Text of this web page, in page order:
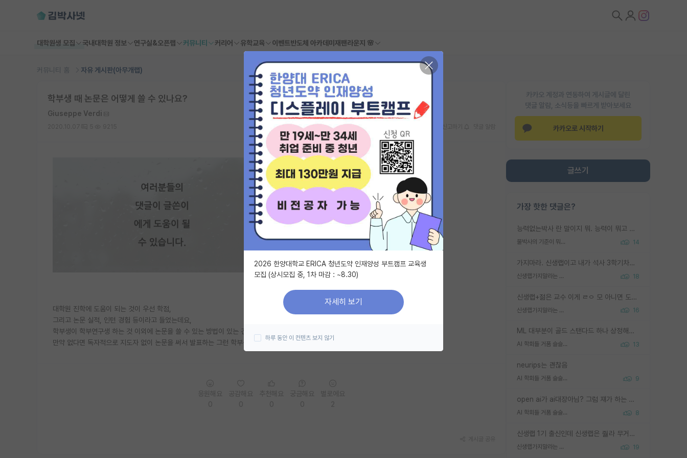
대학원생 모집 국내대학원 정보 연구실&오픈랩 커뮤니티 커리어 유학교육 이벤트반도체 아카데미 재팬라운지 🌸
커뮤니티 홈 자유 게시판(아무개랩)
카카오 계정과 연동하여 게시글에 달린
댓글 알람, 소식등을 빠르게 받아보세요
카카오로 시작하기
글쓰기
가장 핫한 댓글은?
능력없는박사 란 말이지 뭐. 능력이 뭐고 능력이 있다는게 뭔지는 사람마다 기준이 다르니까 얘기해봐야 서로 자기 기준만 얘기해서 논쟁이 끝이 안나고. 주위에서 능력있고 야심있는 신입생이 교수가 유의미한 피드백을 아예 안주면서 제대로된 과제에 참여해볼 기회도 제공하지 않고 잡일 뺑뺑이만 돌려서 맨날 단순작업만 하면서 밤새다가 눈빛이 점점 죽어가는걸 본 사람은 물박사는 교수탓이라고 하고, 교수는 이것저것 알려도 주고 기회도 주고 사수 동기 붙여주면서 어떻게든 끌고가려고 하는데 본인이 매일 뺀질거리면서 출근 하는둥마는둥 하다가 기껏 와서도 폰이나 쳐다보다가 실험 망치고 저녁약속있어서 먼저 가볼게요~ 하는걸 본 사람은 물박사는 본인탓이라고 함.
물박사의 기준이 뭐임? 14
가지마라. 신생랩이고 내가 석사 3학기차인데 최고참인데 나도 아무것도 모르는데 교수가 후배들 왜 논문 교육 안시키냐. 논문 왜 안 써오냐 닦달한다
신생랩가지말라는 이유가 있었구나 18
신생랩+젊은 교수 이게 ㄹㅇ 모 아니면 도인듯.
신생랩가지말라는 이유가 있었구나 16
ML 대부분이 골드 스탠다드 하나 상정해놓고 (벤치마크 데이터셋이 여러 개면 여러 개 상정) 그거 얼마나 잘 맞추나 싸움임 가끔 번뜩이는 설계 철학을 보여주는 논문들도 있지만 대부분 그거 성적 얼마나 더 올리느라에 혈안이 되어 있는 측면이 잇음
AI 학회들 거품 슬슬 지적이 나오네요 13
neurips는 괜찮음
AI 학회들 거품 슬슬 지적이 나오네요 9
open ai가 ai대장아님? 그럼 쟤가 하는 말이 다 맞겠네
AI 학회들 거품 슬슬 지적이 나오네요 8
신생랩 1기 출신인데 신생랩은 줠라 무거운 바벨 같은거임. 들면 대박인데 못들면 깔려 죽음. 아무도 알려주지 않는 환경에서 자생해야하지만, 일단 살아남았다면 그 어떤 사람보다 악착같고 생존력 높은 사람으로 거듭날 수 있음
신생랩가지말라는 이유가 있었구나 19
학부생 때 논문은 어떻게 쓸 수 있나요?
Giuseppe Verdi
대학원 진학에 도움이 되는 것이 우선 학점,
그리고 논문 실적, 인턴 경험 등이라고 들었는데요,
학부생이 학부연구생 하는 것 이외에 논문을 쓸 수 있는 방법이 있는 건가요??
만약 없다면 독자적으로 지도자 없이 논문을 써서 발표하는 그런 학부생도 세상에 널린 건가요..
2026 한양대학교 ERICA 청년도약 인재양성 부트캠프 교육생
모집 (상시모집 중, 1차 마감 : ~8.30)
자세히 보기
하루 동안 이 컨텐츠 보지 않기